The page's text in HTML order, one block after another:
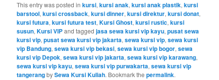
This entry was posted inkursi,kursi anak,kursi anak plastik,kursi
barstool,kursi crossback,kursi dinner,kursi direktur,kursi donat,
kursi futura,kursi futura test,Kursi Ghost,kursi rustic,kursi
susun,Kursi VIPand taggedjasa sewa kursi vip kayu,pusat sewa
kursi vip,pusat sewa kursi vip jakarta,sewa kursi vip,sewa kursi
vip Bandung,sewa kursi vip bekasi,sewa kursi vip bogor,sewa
kursi vip Depok,sewa kursi vip jakarta,sewa kursi vip karawang,
sewa kursi vip kayu,sewa kursi vip purwakarta,sewa kursi vip
tangerangbySewa Kursi Kuliah. Bookmark thepermalink.